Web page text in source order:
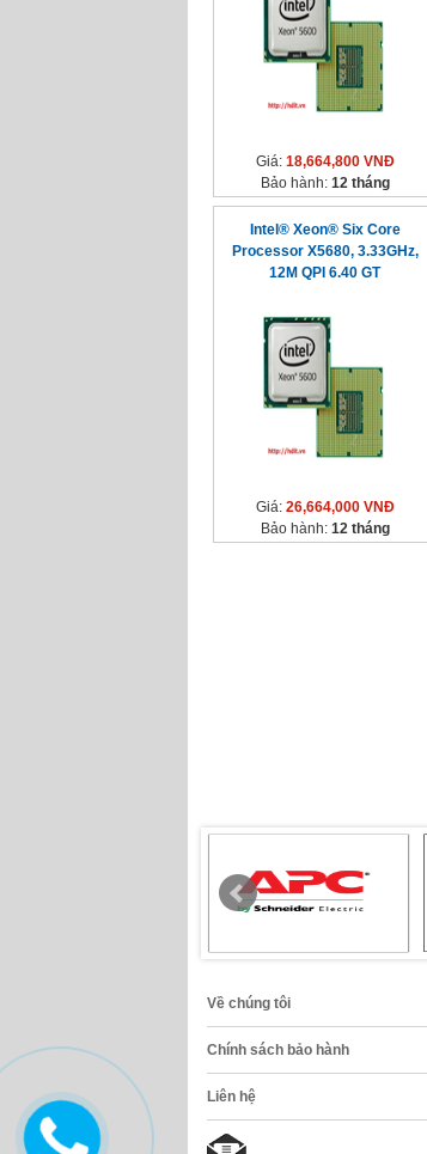
Giá: 18,664,800 VNĐ
Bảo hành: 12 tháng
Intel® Xeon® Six Core
Processor X5680, 3.33GHz,
12M QPI 6.40 GT
Giá: 26,664,000 VNĐ
Bảo hành: 12 tháng
Về chúng tôi
Chính sách bảo hành
Liên hệ